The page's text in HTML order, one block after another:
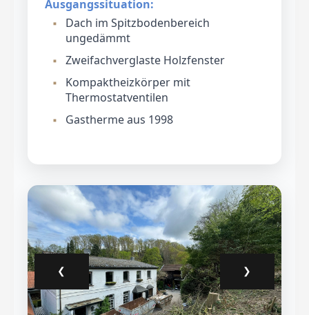
Ausgangssituation:
Dach im Spitzbodenbereich
ungedämmt
Zweifachverglaste Holzfenster
Kompaktheizkörper mit
Thermostatventilen
Gastherme aus 1998
❮ ❯